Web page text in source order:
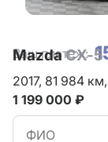
Ваш платеж:
MazdaCX-5
2017, 81 984 км,
1 199 000 ₽